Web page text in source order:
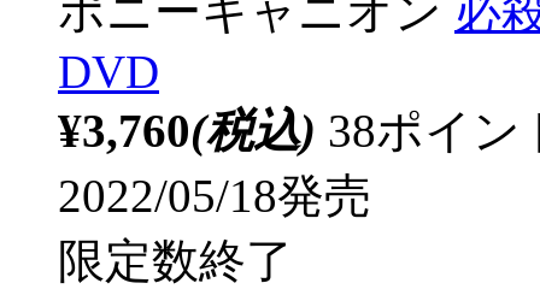
ポニーキャニオン 必
DVD
¥3,760(税込) 38ポイ
2022/05/18発売
限定数終了